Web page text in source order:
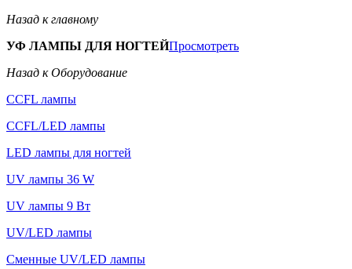
Назад к главному
УФ ЛАМПЫ ДЛЯ НОГТЕЙПросмотреть
Назад к Оборудование
CCFL лампы
CCFL/LED лампы
LED лампы для ногтей
UV лампы 36 W
UV лампы 9 Вт
UV/LED лампы
Сменные UV/LED лампы